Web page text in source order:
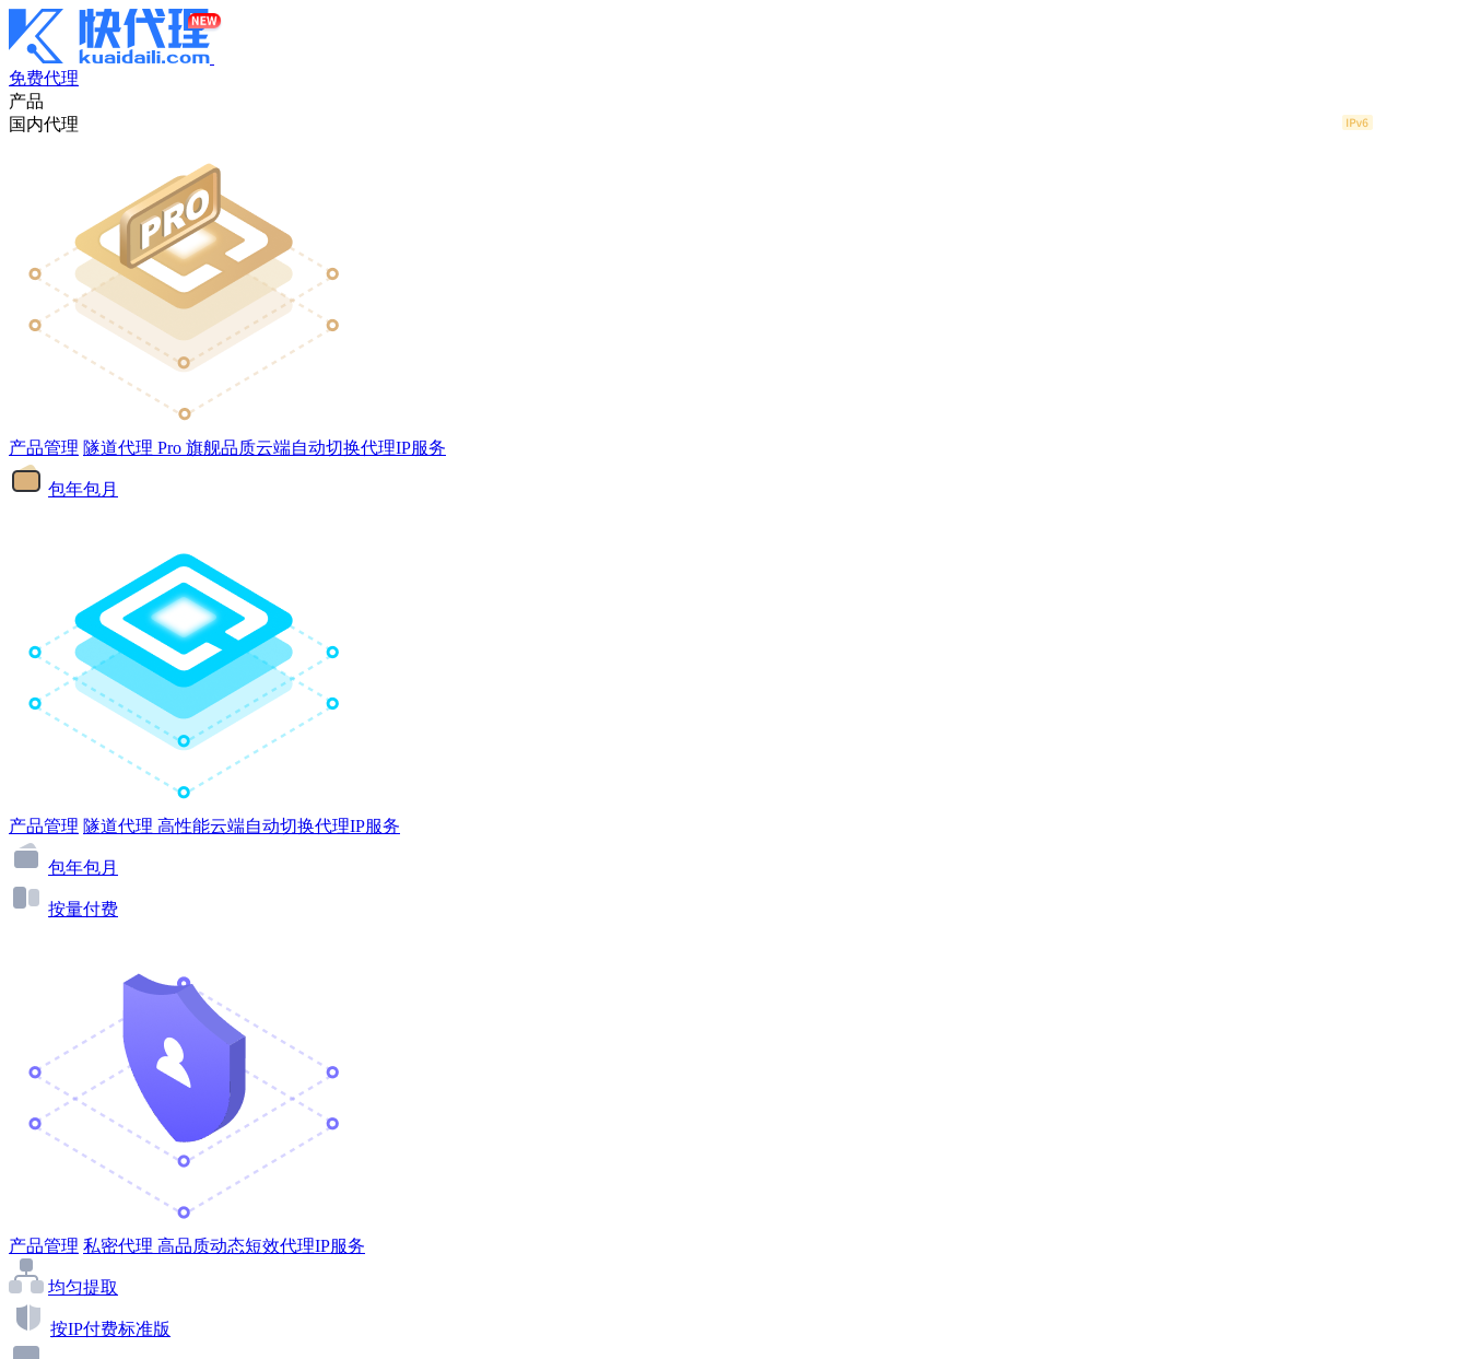
免费代理
产品
国内代理
产品管理 隧道代理 Pro 旗舰品质云端自动切换代理IP服务
包年包月
产品管理 隧道代理 高性能云端自动切换代理IP服务
包年包月
按量付费
产品管理 私密代理 高品质动态短效代理IP服务
均匀提取
按IP付费标准版